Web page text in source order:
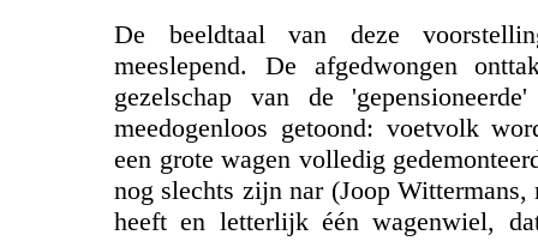
De beeldtaal van deze
meeslepend. De afgedwongen
gezelschap van de
meedogenloos getoond: voetvolk
een grote wagen volledig
nog slechts zijn nar (Joop
heeft en letterlijk één wagenwiel,